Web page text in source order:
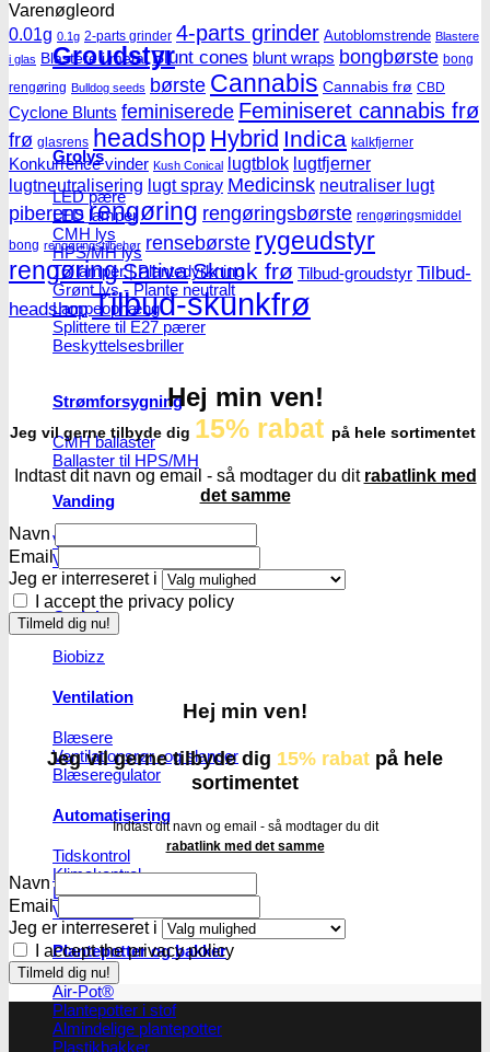
Groudstyr
Grolys
LED pære
LED lamper
CMH lys
HPS/MH lys
T5 lamper | Plantedyrkning
Grønt lys - Plante neutralt
Lampeophæng
Splittere til E27 pærer
Beskyttelsesbriller
Strømforsygning
CMH ballaster
Ballaster til HPS/MH
Vanding
Vandpumper
Vandtanke
Gødning
Biobizz
Ventilation
Blæsere
Ventilationsrør -og slanger
Blæseregulator
Automatisering
Tidskontrol
Klimakontrol
Lys skinner
Vandkølere
Plantepotter og bakker
Air-Pot®
Plantepotter i stof
Almindelige plantepotter
Plastikbakker
Varenøgleord
0.01g 0.1g 2-parts grinder 4-parts grinder Autoblomstrende Blastere
i glas Blastere i metal Blunt cones blunt wraps bongbørste bong
rengøring Bulldog seeds børste Cannabis Cannabis frø CBD
Cyclone Blunts feminiserede Feminiseret cannabis frø
frø glasrens headshop Hybrid Indica kalkfjerner
Konkurrence vinder Kush Conical lugtblok lugtfjerner
lugtneutralisering lugt spray Medicinsk neutraliser lugt
piberens rengøring rengøringsbørste rengøringsmiddel
bong rengøringstilbehør rensebørste rygeudstyr
rengøringSativaSkunk frø Tilbud-groudstyr Tilbud-
headshop Tilbud-skunkfrø
Hej min ven!
Jeg vil gerne tilbyde dig 15% rabat på hele sortimentet
Indtast dit navn og email - så modtager du dit rabatlink med
det samme
Navn
Email
Jeg er interreseret i
I accept the privacy policy
Hej min ven!
Jeg vil gerne tilbyde dig 15% rabat på hele
sortimentet
Indtast dit navn og email - så modtager du dit
rabatlink med det samme
Navn
Email
Jeg er interreseret i
I accept the privacy policy